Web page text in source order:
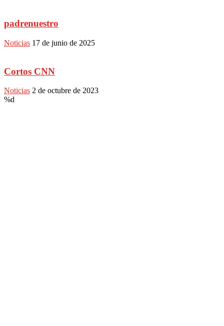
padrenuestro
Noticias 17 de junio de 2025
Cortos CNN
Noticias 2 de octubre de 2023
%d